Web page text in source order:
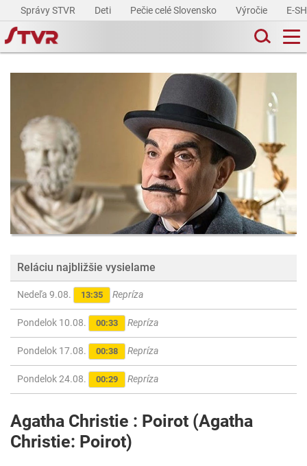
Správy STVR Deti Pečie celé Slovensko Výročie E-
Reláciu najbližšie vysielame
Nedeľa 9.08. 13:35 Repríza
Pondelok 10.08. 00:33 Repríza
Pondelok 17.08. 00:38 Repríza
Pondelok 24.08. 00:29 Repríza
Agatha Christie : Poirot (Agatha
Christie: Poirot)